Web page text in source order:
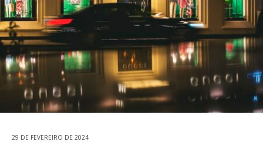
29 DE FEVEREIRO DE 2024